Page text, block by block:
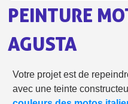
Retour
Réduction de 5€
PEINTURE
AGUSTA
Votre projet est de
avec une teinte